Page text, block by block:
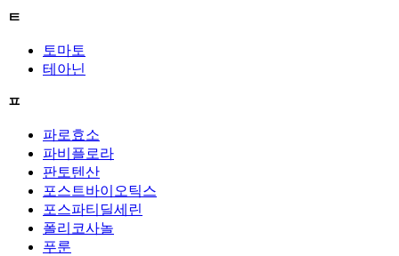
ㅌ
토마토
테아닌
ㅍ
파로효소
파비플로라
판토텐산
포스트바이오틱스
포스파티딜세린
폴리코사놀
푸룬